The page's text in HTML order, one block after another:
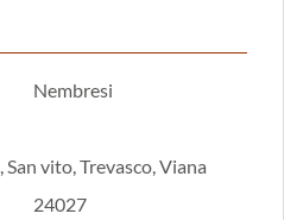
Nembresi
vito, Trevasco, Viana
24027